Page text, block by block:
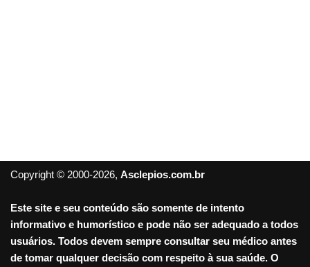
Copyright © 2000-2026, Asclepios.com.br
Este site e seu conteúdo são somente de intento
informativo e humorístico e pode não ser adequado a todos
usuários. Todos devem sempre consultar seu médico antes
de tomar qualquer decisão com respeito à sua saúde. O